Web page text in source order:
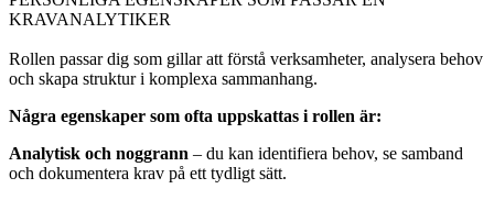
KRAVANALYTIKER
Rollen passar dig som gillar att förstå verksamheter, analysera behov
och skapa struktur i komplexa sammanhang.
Några egenskaper som ofta uppskattas i rollen är:
Analytisk och noggrann – du kan identifiera behov, se samband
och dokumentera krav på ett tydligt sätt.